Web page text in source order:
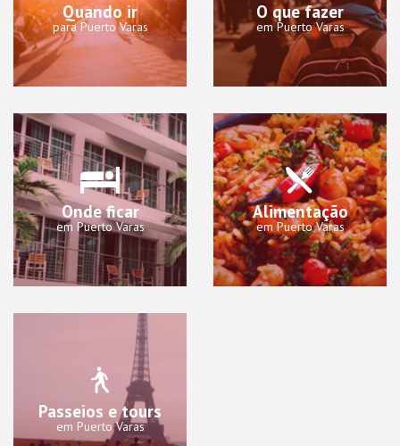
Quando ir
para Puerto Varas
O que fazer
em Puerto Varas
Onde ficar
em Puerto Varas
Alimentação
em Puerto Varas
Passeios e tours
em Puerto Varas